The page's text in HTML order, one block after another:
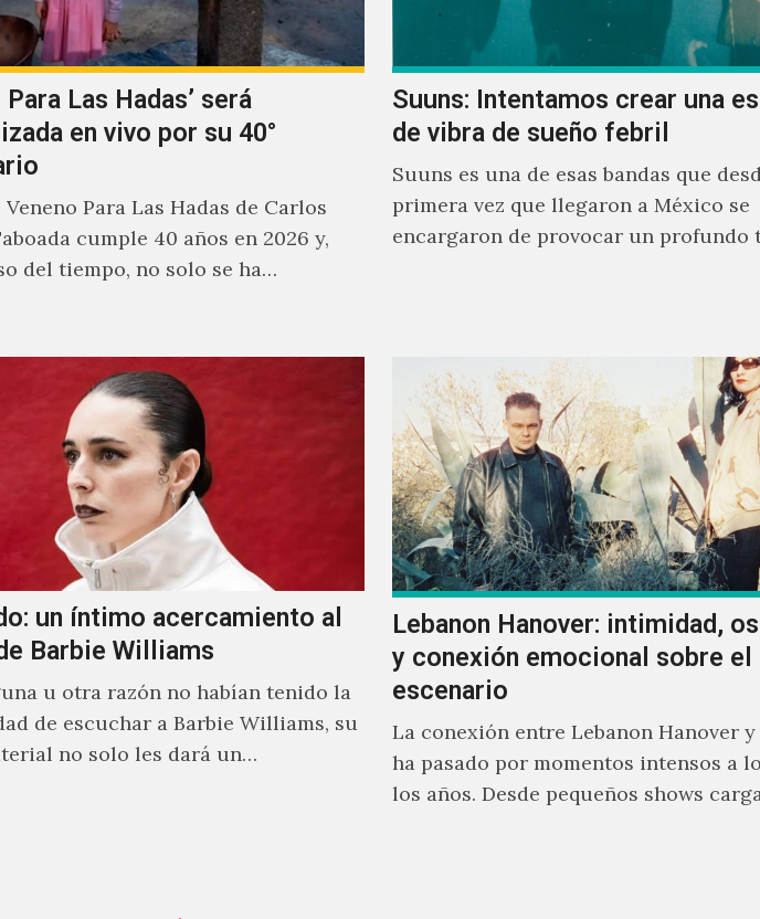
Para Las Hadas’ será
en vivo por su 40°
Para Las Hadas de Carlos
cumple 40 años en 2026 y,
del tiempo, no solo se ha…
Suuns: Intentamos crear una
de vibra de sueño febril
Suuns es una de esas bandas que
primera vez que llegaron a México se
encargaron de provocar un profundo
un íntimo acercamiento al
Barbie Williams
u otra razón no habían tenido la
de escuchar a Barbie Williams, su
no solo les dará un
Lebanon Hanover: intimidad,
y conexión emocional sobre el
escenario
La conexión entre Lebanon Hanover
ha pasado por momentos intensos a
los años. Desde pequeños shows